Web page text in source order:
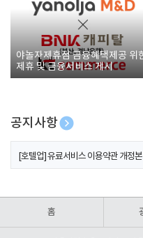
야놀자제휴점 금융혜택제공 위
제휴 및 금융서비스 게시
공지사항
[호텔업] 개인정보 처리방침 개정본1
[호텔업] 유료서비스 이용약관 개정본
홈